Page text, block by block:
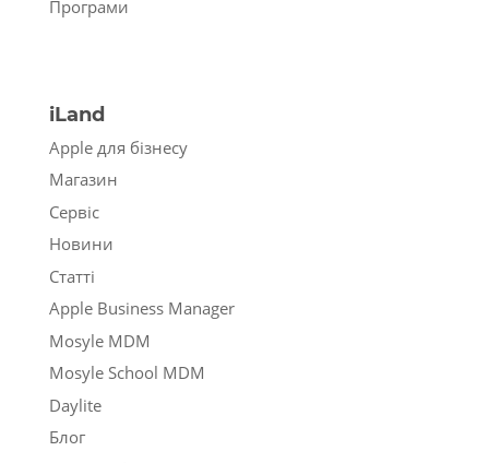
Програми
iLand
Apple для бізнесу
Магазин
Сервіс
Новини
Статті
Apple Business Manager
Mosyle MDM
Mosyle School MDM
Daylite
Блог